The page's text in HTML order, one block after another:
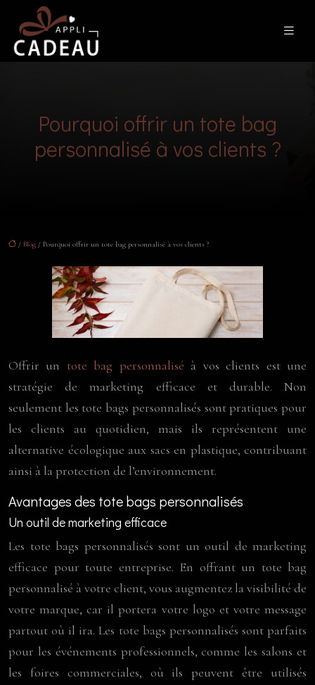
Pourquoi offrir un tote bag
personnalisé à vos clients ?
/ Blog / Pourquoi offrir un tote bag personnalisé à vos clients ?
Offrir un tote bag personnalisé à vos clients est une
stratégie de marketing efficace et durable. Non
seulement les tote bags personnalisés sont pratiques pour
les clients au quotidien, mais ils représentent une
alternative écologique aux sacs en plastique, contribuant
ainsi à la protection de l’environnement.
Avantages des tote bags personnalisés
Un outil de marketing efficace
Les tote bags personnalisés sont un outil de marketing
efficace pour toute entreprise. En offrant un tote bag
personnalisé à votre client, vous augmentez la visibilité de
votre marque, car il portera votre logo et votre message
partout où il ira. Les tote bags personnalisés sont parfaits
pour les événements professionnels, comme les salons et
les foires commerciales, où ils peuvent être utilisés